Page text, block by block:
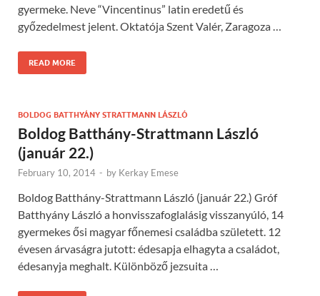
gyermeke. Neve “Vincentinus” latin eredetű és
győzedelmest jelent. Oktatója Szent Valér, Zaragoza …
READ MORE
BOLDOG BATTHYÁNY STRATTMANN LÁSZLÓ
Boldog Batthány-Strattmann László
(január 22.)
February 10, 2014 - by Kerkay Emese
Boldog Batthány-Strattmann László (január 22.) Gróf
Batthyány László a honvisszafoglalásig visszanyúló, 14
gyermekes ősi magyar főnemesi családba született. 12
évesen árvaságra jutott: édesapja elhagyta a családot,
édesanyja meghalt. Különböző jezsuita …